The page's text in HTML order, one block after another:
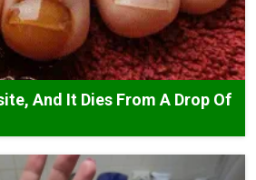
And It Dies From A Drop Of